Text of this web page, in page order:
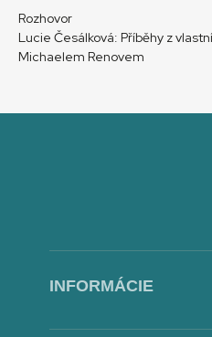
Rozhovor
Lucie Česálková: Příběhy z
Michaelem Renovem
INFORMÁCIE